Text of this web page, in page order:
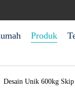
Produk
Desain Unik 600kg